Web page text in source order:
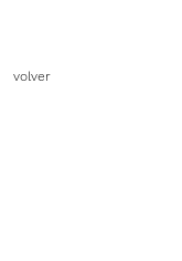
volver